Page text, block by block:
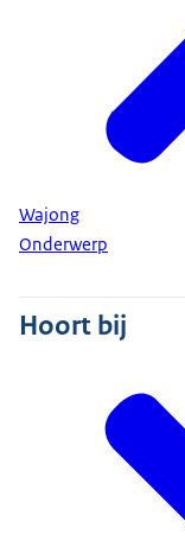
Wajong
Onderwerp
Hoort bij